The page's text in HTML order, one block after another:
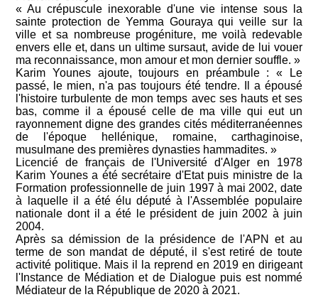
« Au crépuscule inexorable d'une vie intense sous la
sainte protection de Yemma Gouraya qui veille sur la
ville et sa nombreuse progéniture, me voilà redevable
envers elle et, dans un ultime sursaut, avide de lui vouer
ma reconnaissance, mon amour et mon dernier souffle. »
Karim Younes ajoute, toujours en préambule : « Le
passé, le mien, n'a pas toujours été tendre. Il a épousé
l'histoire turbulente de mon temps avec ses hauts et ses
bas, comme il a épousé celle de ma ville qui eut un
rayonnement digne des grandes cités méditerranéennes
de l'époque hellénique, romaine, carthaginoise,
musulmane des premières dynasties hammadites. »
Licencié de français de l'Université d'Alger en 1978
Karim Younes a été secrétaire d'Etat puis ministre de la
Formation professionnelle de juin 1997 à mai 2002, date
à laquelle il a été élu député à l'Assemblée populaire
nationale dont il a été le président de juin 2002 à juin
2004.
Après sa démission de la présidence de l'APN et au
terme de son mandat de député, il s'est retiré de toute
activité politique. Mais il la reprend en 2019 en dirigeant
l'Instance de Médiation et de Dialogue puis est nommé
Médiateur de la République de 2020 à 2021.